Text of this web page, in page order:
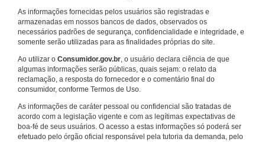
As informações fornecidas pelos usuários são registradas e
armazenadas em nossos bancos de dados, observados os
necessários padrões de segurança, confidencialidade e integridade, e
somente serão utilizadas para as finalidades próprias do site.
Ao utilizar o Consumidor.gov.br, o usuário declara ciência de que
algumas informações serão públicas, quais sejam: o relato da
reclamação, a resposta do fornecedor e o comentário final do
consumidor, conforme Termos de Uso.
As informações de caráter pessoal ou confidencial são tratadas de
acordo com a legislação vigente e com as legítimas expectativas de
boa-fé de seus usuários. O acesso a estas informações só poderá ser
efetuado pelo órgão oficial responsável pela tutoria da demanda, pelo